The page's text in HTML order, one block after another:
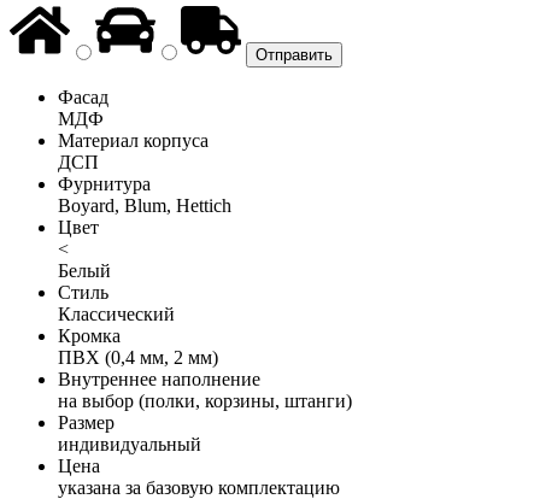
Фасад
МДФ
Материал корпуса
ДСП
Фурнитура
Boyard, Blum, Hettich
Цвет
<
Белый
Стиль
Классический
Кромка
ПВХ (0,4 мм, 2 мм)
Внутреннее наполнение
на выбор (полки, корзины, штанги)
Размер
индивидуальный
Цена
указана за базовую комплектацию